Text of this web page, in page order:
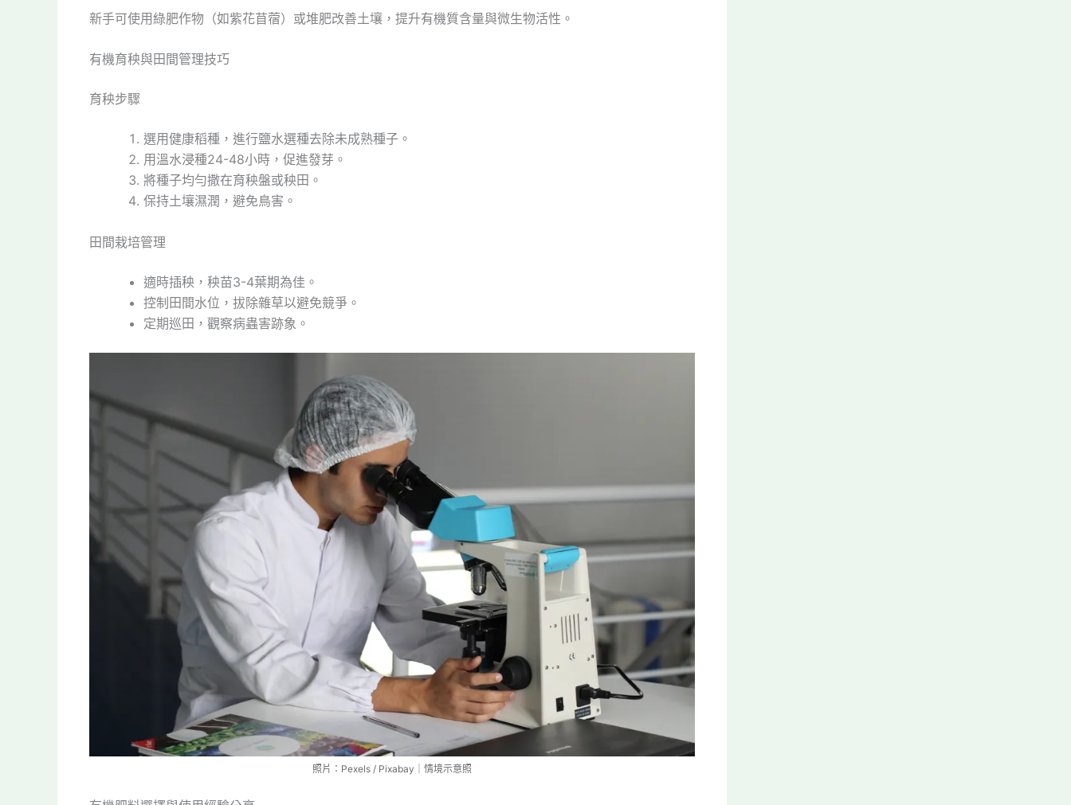
新手可使用綠肥作物（如紫花苜蓿）或堆肥改善土壤，提升有機質含量與微生物活性。
有機育秧與田間管理技巧
育秧步驟
選用健康稻種，進行鹽水選種去除未成熟種子。
用溫水浸種24-48小時，促進發芽。
將種子均勻撒在育秧盤或秧田。
保持土壤濕潤，避免鳥害。
田間栽培管理
適時插秧，秧苗3-4葉期為佳。
控制田間水位，拔除雜草以避免競爭。
定期巡田，觀察病蟲害跡象。
照片：Pexels / Pixabay｜情境示意照